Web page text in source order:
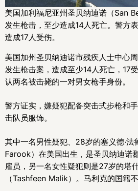
美国加利福尼亚州圣贝纳迪诺（San
发生枪击，至少造成14人死亡。警方
造成17人受伤。
美国加州圣贝纳迪诺市残疾人士中心周
发生枪击案，造成至少14人死亡，17
认两名被击毙的一对男女枪手身份。
警方证实，嫌疑犯配备突击式步枪和
击队员服饰。
其中一名男性疑犯、28岁的塞义德·法
Farook）在美国出生，是圣贝纳迪诺
雇员，另一名女性疑犯则是27岁的塔
（Tashfeen Malik）。马利克的国籍不